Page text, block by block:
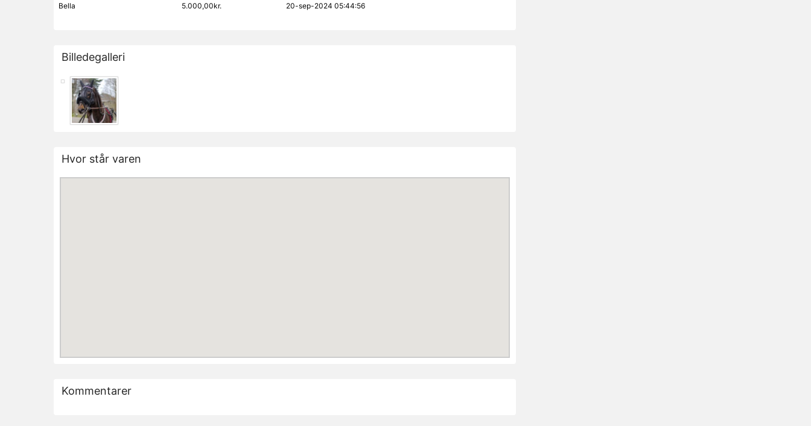
Bella 5.000,00kr. 20-sep-2024 05:44:56
Billedegalleri
Hvor står varen
Kommentarer